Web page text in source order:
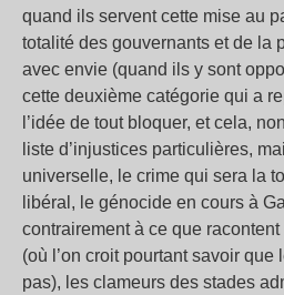
quand ils servent cette mise au
totalité des gouvernants et de la
avec envie (quand ils y sont
cette deuxième catégorie qui a
l’idée de tout bloquer, et cela,
liste d’injustices particulières,
universelle, le crime qui sera la
libéral, le génocide en cours à
contrairement à ce que
(où l’on croit pourtant savoir que
pas), les clameurs des stades